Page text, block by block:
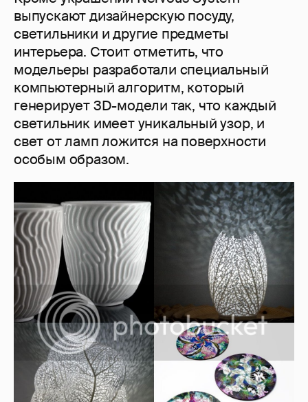
выпускают дизайнерскую посуду,
светильники и другие предметы
интерьера. Стоит отметить, что
модельеры разработали специальный
компьютерный алгоритм, который
генерирует 3D-модели так, что каждый
светильник имеет уникальный узор, и
свет от ламп ложится на поверхности
особым образом.